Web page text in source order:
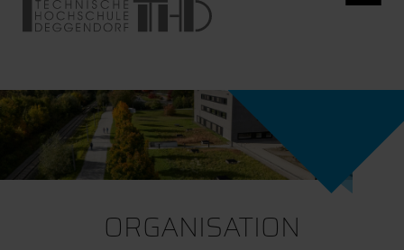
ORGANISATION